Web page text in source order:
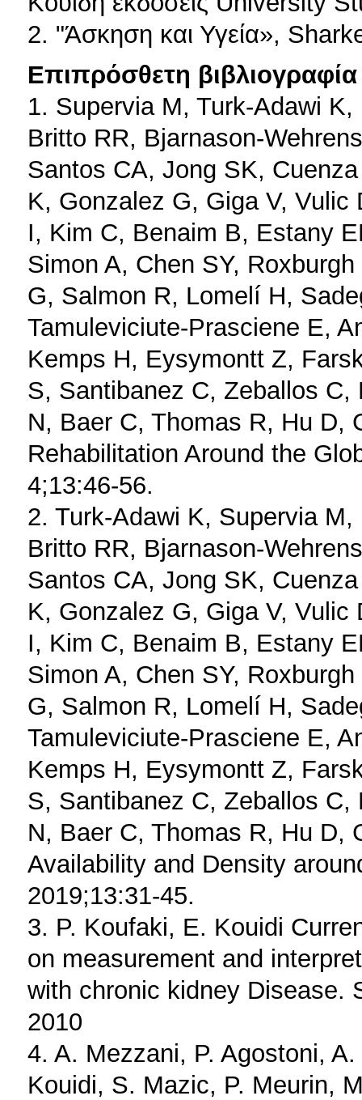
2. "Άσκηση και Υγεία»,
Επιπρόσθετη βιβλιογραφία
1. Supervia M, Turk-Adawi
Britto RR, Bjarnason-
Santos CA, Jong SK,
K, Gonzalez G, Giga V,
I, Kim C, Benaim B, Estany
Simon A, Chen SY,
G, Salmon R, Lomelí H,
Tamuleviciute-Prasciene E,
Kemps H, Eysymontt Z,
S, Santibanez C, Zeballos
N, Baer C, Thomas R, Hu D,
Rehabilitation Around the
4;13:46-56.
2. Turk-Adawi K, Supervia
Britto RR, Bjarnason-
Santos CA, Jong SK,
K, Gonzalez G, Giga V,
I, Kim C, Benaim B, Estany
Simon A, Chen SY,
G, Salmon R, Lomelí H,
Tamuleviciute-Prasciene E,
Kemps H, Eysymontt Z,
S, Santibanez C, Zeballos
N, Baer C, Thomas R, Hu D,
Availability and Density
2019;13:31-45.
3. P. Koufaki, E. Kouidi
on measurement and
with chronic kidney Disease.
2010
4. A. Mezzani, P. Agostoni,
Kouidi, S. Mazic, P. Meurin,